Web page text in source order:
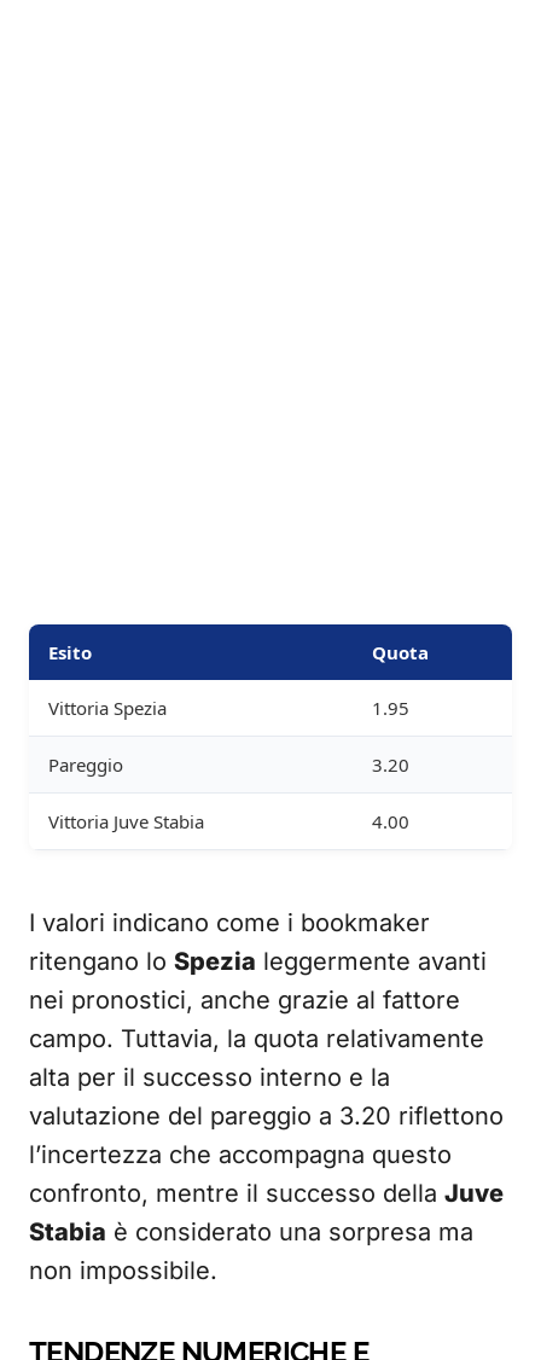
Esito Quota
Vittoria Spezia 1.95
Pareggio 3.20
Vittoria Juve Stabia 4.00
I valori indicano come i bookmaker
ritengano lo Spezia leggermente avanti
nei pronostici, anche grazie al fattore
campo. Tuttavia, la quota relativamente
alta per il successo interno e la
valutazione del pareggio a 3.20 riflettono
l’incertezza che accompagna questo
confronto, mentre il successo della Juve
Stabia è considerato una sorpresa ma
non impossibile.
TENDENZE NUMERICHE E